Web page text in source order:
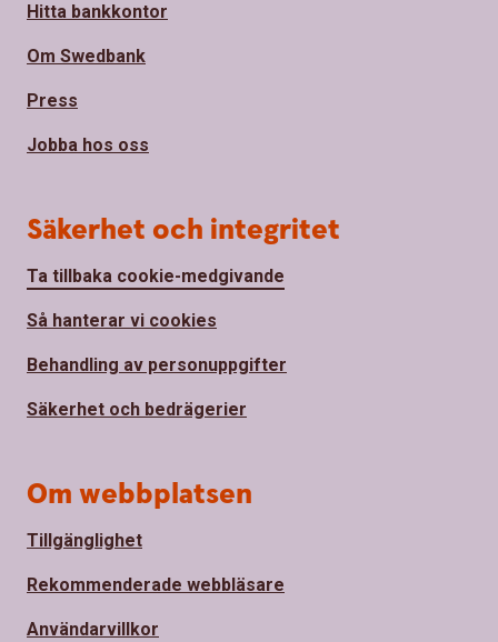
Hitta bankkontor
Om Swedbank
Press
Jobba hos oss
Säkerhet och integritet
Ta tillbaka cookie-medgivande
Så hanterar vi cookies
Behandling av personuppgifter
Säkerhet och bedrägerier
Om webbplatsen
Tillgänglighet
Rekommenderade webbläsare
Användarvillkor